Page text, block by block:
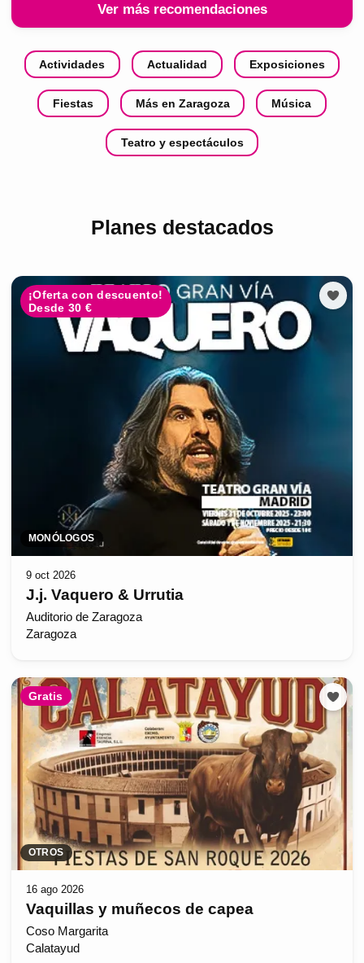
Ver más recomendaciones
Actividades Actualidad Exposiciones
Fiestas Más en Zaragoza Música
Teatro y espectáculos
Planes destacados
¡Oferta con descuento!
Desde 30 €
MONÓLOGOS
9 oct 2026
J.j. Vaquero & Urrutia
Auditorio de Zaragoza
Zaragoza
Gratis
OTROS
16 ago 2026
Vaquillas y muñecos de capea
Coso Margarita
Calatayud